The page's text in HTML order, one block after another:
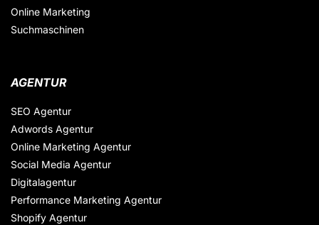
Online Marketing
Suchmaschinen
AGENTUR
SEO Agentur
Adwords Agentur
Online Marketing Agentur
Social Media Agentur
Digitalagentur
Performance Marketing Agentur
Shopify Agentur